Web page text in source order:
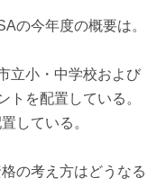
の今年度の概要は。
立小・中学校および
トを配置している。
している。
の考え方はどうなる